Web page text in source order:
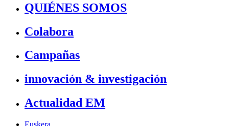
QUIÉNES SOMOS
Colabora
Campañas
innovación & investigación
Actualidad EM